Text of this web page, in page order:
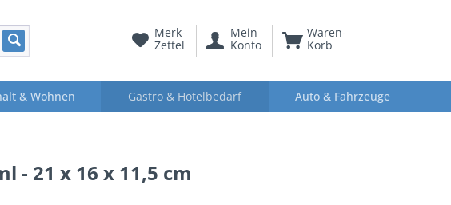
Merk-
Zettel
Mein
Konto
Waren-
Korb
& Wohnen Gastro & Hotelbedarf Auto & Fahrzeuge
- 21 x 16 x 11,5 cm